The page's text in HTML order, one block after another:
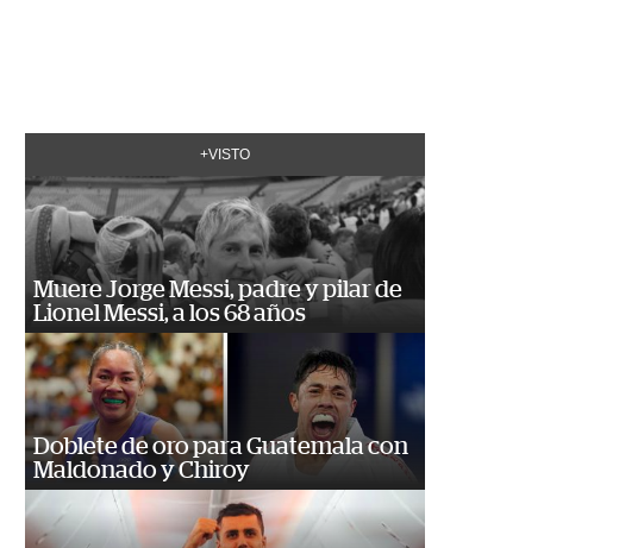
+VISTO
Muere Jorge Messi, padre y pilar de
Lionel Messi, a los 68 años
Doblete de oro para Guatemala con
Maldonado y Chiroy